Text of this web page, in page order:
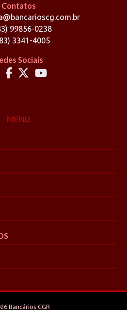
Contatos
99856-0238
3341-4005
Sociais
MENU
Bancários CGR